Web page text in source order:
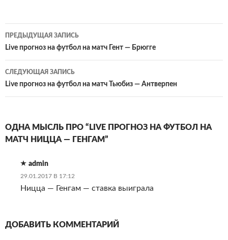
Навигация
по
записям
ПРЕДЫДУЩАЯ ЗАПИСЬ
Live прогноз на футбол на матч Гент — Брюгге
СЛЕДУЮЩАЯ ЗАПИСЬ
Live прогноз на футбол на матч Тьюбиз — Антверпен
ОДНА МЫСЛЬ ПРО “LIVE ПРОГНОЗ НА ФУТБОЛ НА
МАТЧ НИЦЦА — ГЕНГАМ”
admin
29.01.2017 В 17:12
Ницца — Генгам — ставка выиграла
ДОБАВИТЬ КОММЕНТАРИЙ